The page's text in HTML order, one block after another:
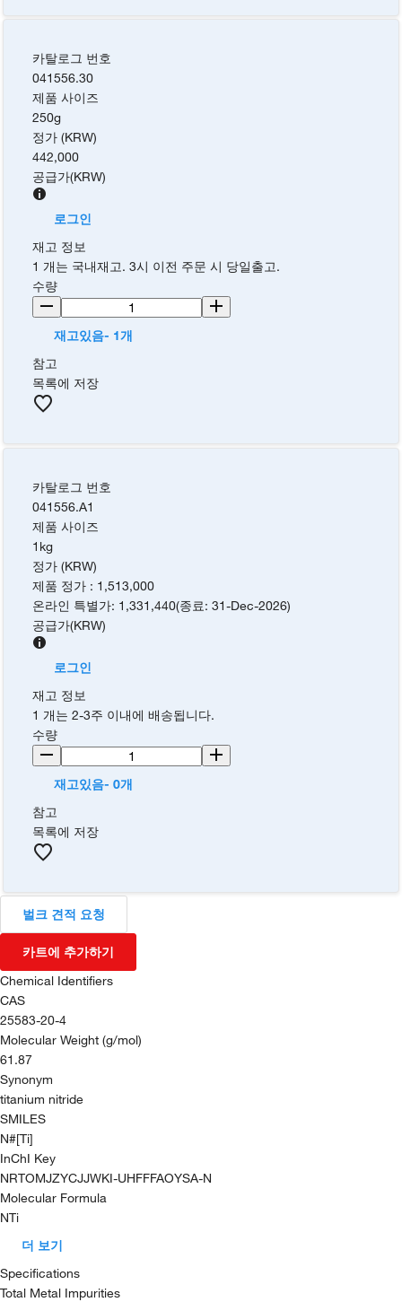
카탈로그 번호
041556.30
제품 사이즈
250g
정가 (KRW)
442,000
공급가(KRW)
로그인
재고 정보
1 개는 국내재고. 3시 이전 주문 시 당일출고.
수량
재고있음- 1개
참고
목록에 저장
카탈로그 번호
041556.A1
제품 사이즈
1kg
정가 (KRW)
제품 정가 : 1,513,000
온라인 특별가: 1,331,440(종료:31-Dec-2026)
공급가(KRW)
로그인
재고 정보
1 개는 2-3주 이내에 배송됩니다.
수량
재고있음- 0개
참고
목록에 저장
벌크 견적 요청
카트에 추가하기
Chemical Identifiers
CAS
25583-20-4
Molecular Weight (g/mol)
61.87
Synonym
titanium nitride
SMILES
N#[Ti]
InChI Key
NRTOMJZYCJJWKI-UHFFFAOYSA-N
Molecular Formula
NTi
더 보기
Specifications
Total Metal Impurities